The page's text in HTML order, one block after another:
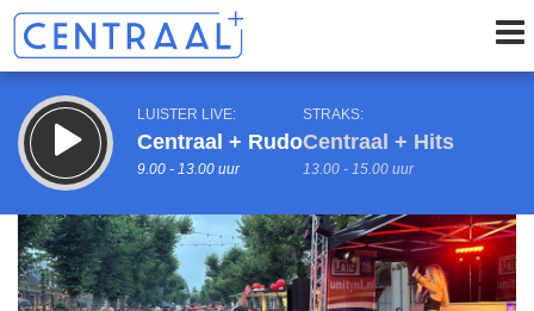
LUISTER LIVE:
Centraal + Rudo
9.00 - 13.00 uur
STRAKS:
Centraal + Hits
13.00 - 15.00 uur
Vorig uur uur 1 van 0 Volgend uur